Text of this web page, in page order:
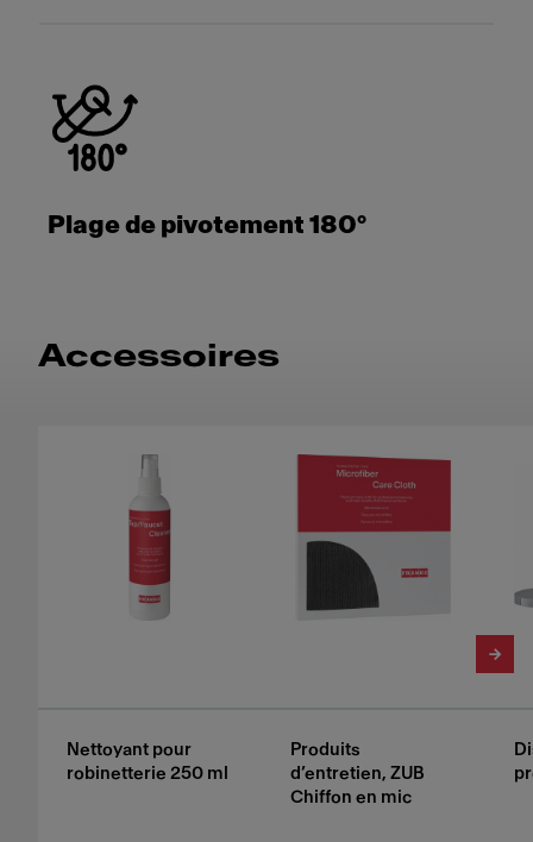
Plage de pivotement 180°
Accessoires
Nettoyant pour
robinetterie 250 ml
Produits
d’entretien, ZUB
Chiffon en mic